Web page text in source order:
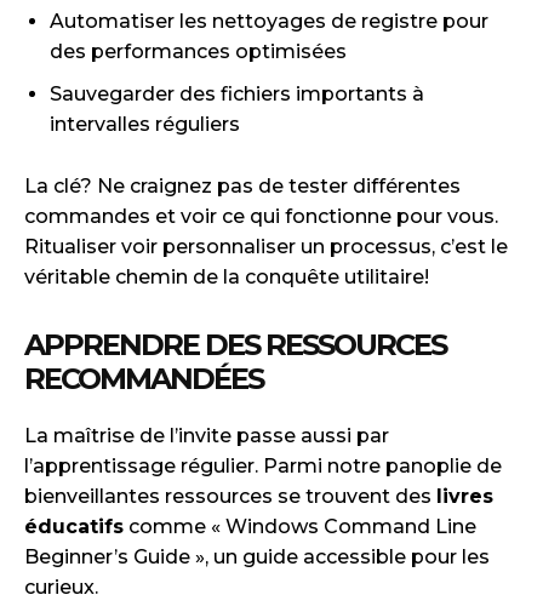
Automatiser les nettoyages de registre pour
des performances optimisées
Sauvegarder des fichiers importants à
intervalles réguliers
La clé? Ne craignez pas de tester différentes
commandes et voir ce qui fonctionne pour vous.
Ritualiser voir personnaliser un processus, c’est le
véritable chemin de la conquête utilitaire!
APPRENDRE DES RESSOURCES
RECOMMANDÉES
La maîtrise de l’invite passe aussi par
l’apprentissage régulier. Parmi notre panoplie de
bienveillantes ressources se trouvent des livres
éducatifs comme « Windows Command Line
Beginner’s Guide », un guide accessible pour les
curieux.